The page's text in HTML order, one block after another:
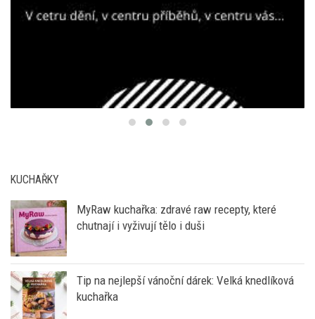
KUCHAŘKY
MyRaw kuchařka: zdravé raw recepty, které
chutnají i vyživují tělo i duši
Tip na nejlepší vánoční dárek: Velká knedlíková
kuchařka